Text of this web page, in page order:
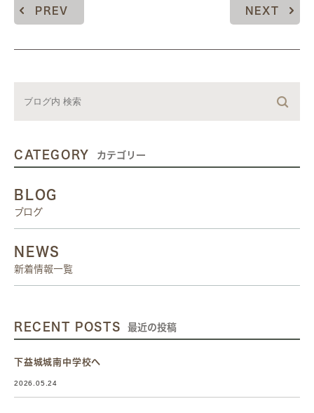
PREV NEXT
CATEGORY カテゴリー
BLOG
ブログ
NEWS
新着情報一覧
RECENT POSTS 最近の投稿
下益城城南中学校へ
2026.05.24